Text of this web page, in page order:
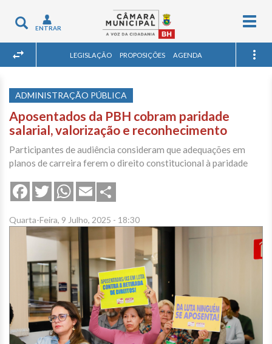
Toggle
navigation
ENTRAR
LEGISLAÇÃO PROPOSIÇÕES AGENDA
ADMINISTRAÇÃO PÚBLICA
Aposentados da PBH cobram paridade
salarial, valorização e reconhecimento
Participantes de audiência consideram que adequações em
planos de carreira ferem o direito constitucional à paridade
FacebookTwitterWhatsApp
Email
Quarta-Feira, 9 Julho, 2025 - 18:30